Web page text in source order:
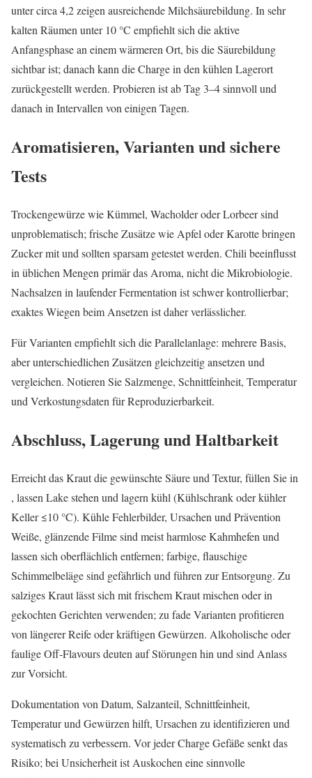
unter circa 4,2 zeigen ausreichende Milchsäurebildung. In sehr
kalten Räumen unter 10 °C empfiehlt sich die aktive
Anfangsphase an einem wärmeren Ort, bis die Säurebildung
sichtbar ist; danach kann die Charge in den kühlen Lagerort
zurückgestellt werden. Probieren ist ab Tag 3–4 sinnvoll und
danach in Intervallen von einigen Tagen.
Aromatisieren, Varianten und sichere
Tests
Trockengewürze wie Kümmel, Wacholder oder Lorbeer sind
unproblematisch; frische Zusätze wie Apfel oder Karotte bringen
Zucker mit und sollten sparsam getestet werden. Chili beeinflusst
in üblichen Mengen primär das Aroma, nicht die Mikrobiologie.
Nachsalzen in laufender Fermentation ist schwer kontrollierbar;
exaktes Wiegen beim Ansetzen ist daher verlässlicher.
Für Varianten empfiehlt sich die Parallelanlage: mehrere Basis,
aber unterschiedlichen Zusätzen gleichzeitig ansetzen und
vergleichen. Notieren Sie Salzmenge, Schnittfeinheit, Temperatur
und Verkostungsdaten für Reproduzierbarkeit.
Abschluss, Lagerung und Haltbarkeit
Erreicht das Kraut die gewünschte Säure und Textur, füllen Sie in
, lassen Lake stehen und lagern kühl (Kühlschrank oder kühler
Keller ≤10 °C). Kühle Fehlerbilder, Ursachen und Prävention
Weiße, glänzende Filme sind meist harmlose Kahmhefen und
lassen sich oberflächlich entfernen; farbige, flauschige
Schimmelbeläge sind gefährlich und führen zur Entsorgung. Zu
salziges Kraut lässt sich mit frischem Kraut mischen oder in
gekochten Gerichten verwenden; zu fade Varianten profitieren
von längerer Reife oder kräftigen Gewürzen. Alkoholische oder
faulige Off‑Flavours deuten auf Störungen hin und sind Anlass
zur Vorsicht.
Dokumentation von Datum, Salzanteil, Schnittfeinheit,
Temperatur und Gewürzen hilft, Ursachen zu identifizieren und
systematisch zu verbessern. Vor jeder Charge Gefäße senkt das
Risiko; bei Unsicherheit ist Auskochen eine sinnvolle